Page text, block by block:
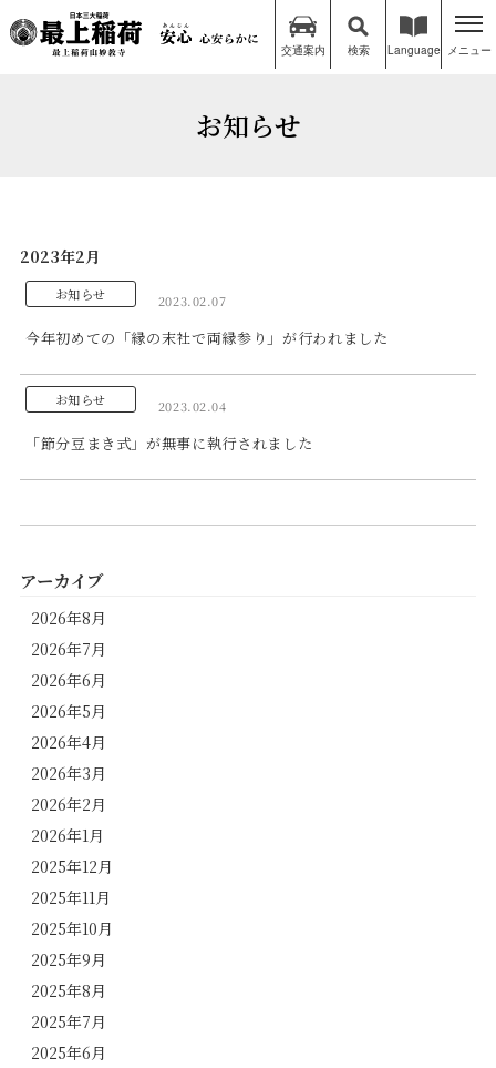
交通案内 検索 Language メニュー
お知らせ
2023年2月
お知らせ 2023.02.07
今年初めての「縁の末社で両縁参り」が行われました
お知らせ 2023.02.04
「節分豆まき式」が無事に執行されました
アーカイブ
2026年8月
2026年7月
2026年6月
2026年5月
2026年4月
2026年3月
2026年2月
2026年1月
2025年12月
2025年11月
2025年10月
2025年9月
2025年8月
2025年7月
2025年6月